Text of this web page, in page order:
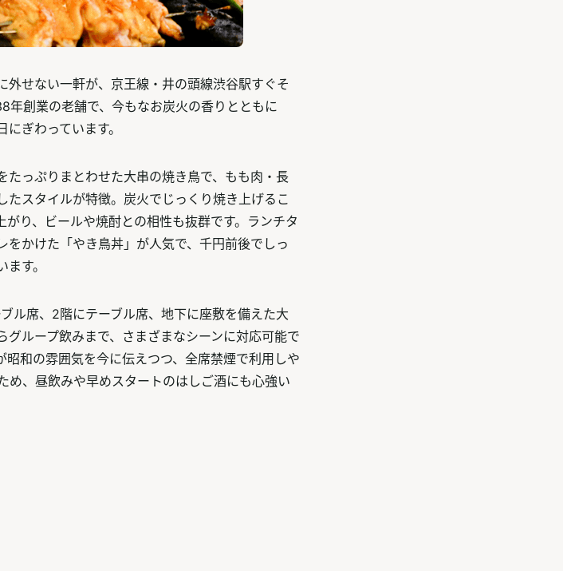
せない一軒が、京王線・井の頭線渋谷駅すぐそ
年創業の老舗で、今もなお炭火の香りとともに
ぎわっています。
っぷりまとわせた大串の焼き鳥で、もも肉・長
スタイルが特徴。炭火でじっくり焼き上げるこ
り、ビールや焼酎との相性も抜群です。ランチタ
かけた「やき鳥丼」が人気で、千円前後でしっ
す。
ル席、2階にテーブル席、地下に座敷を備えた大
ループ飲みまで、さまざまなシーンに対応可能で
和の雰囲気を今に伝えつつ、全席禁煙で利用しや
め、昼飲みや早めスタートのはしご酒にも心強い